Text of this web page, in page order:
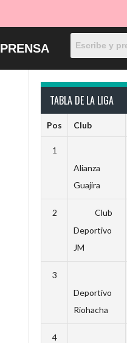
PRENSA
TABLA DE LA LIGA
Pos Club
1
Alianza
Guajira
2
Club
Deportivo
JM
3
Deportivo
Riohacha
4